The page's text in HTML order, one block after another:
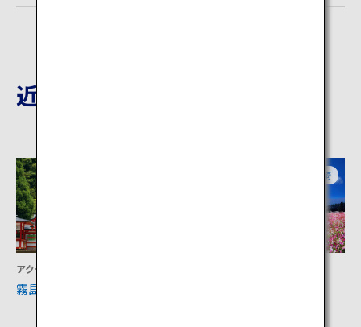
近隣の観光地
アクティビティ
霧島神宮
宮崎